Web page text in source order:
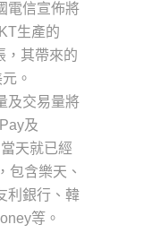
電信宣佈將
生產的
，其帶來的
。
及交易量將
及
天就已經
包含樂天、
利銀行、韓
等。